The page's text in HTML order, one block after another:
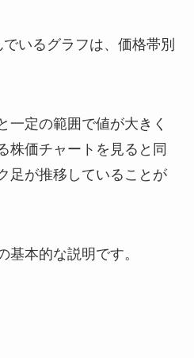
いるグラフは、価格帯別
一定の範囲で値が大きく
株価チャートを見ると同
足が推移していることが
基本的な説明です。